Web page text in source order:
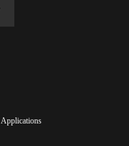
Applications